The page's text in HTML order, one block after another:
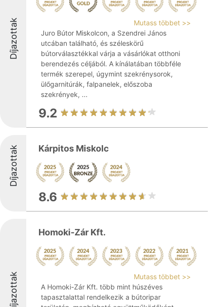
Díjazottak
Mutass többet >>
Juro Bútor Miskolcon, a Szendrei János
utcában található, és széleskörű
bútorválasztékkal várja a vásárlókat otthoni
berendezés céljából. A kínálatában többféle
termék szerepel, úgymint szekrénysorok,
ülőgarnitúrák, falpanelek, előszoba
szekrények, ...
9.2
Díjazottak Kárpitos Miskolc
8.6
Díjazottak
Homoki-Zár Kft.
Mutass többet >>
A Homoki-Zár Kft. több mint húszéves
tapasztalattal rendelkezik a bútoripar